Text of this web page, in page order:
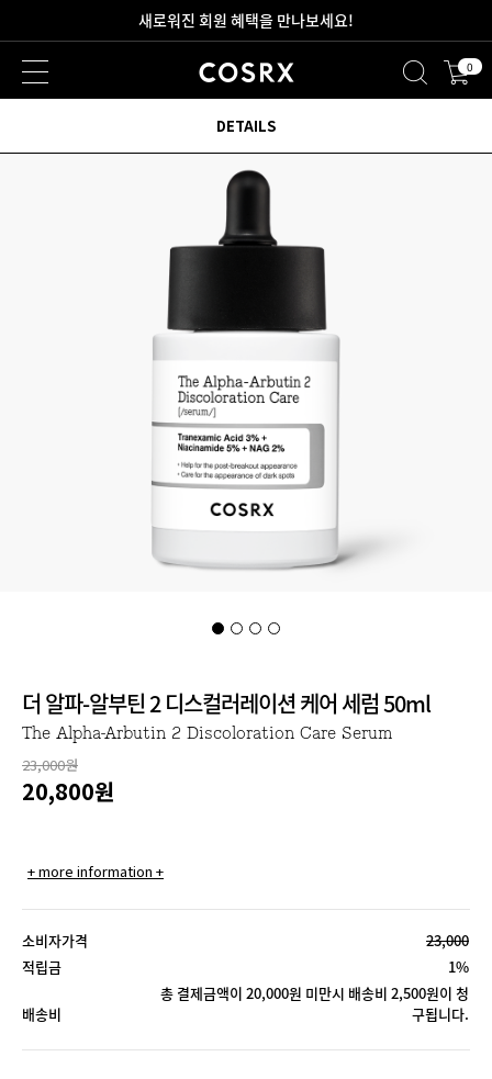
2만원 이상 무료 배송
새로워진 회원 혜택을 만나보세요! 0
더 알파-알부틴 2 디스컬러레이션 케어 세럼 50ml
The Alpha-Arbutin 2 Discoloration Care Serum
23,000원
20,800원
+ more information +
소비자가격
23,000
적립금
1%
배송비
총 결제금액이 20,000원 미만시 배송비 2,500원이 청
구됩니다.
DETAILS